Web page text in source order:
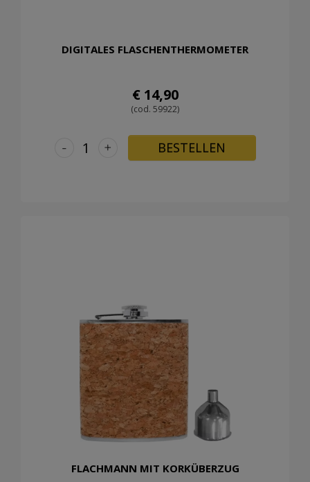
DIGITALES FLASCHENTHERMOMETER
€ 14,90
(cod. 59922)
+
- BESTELLEN
FLACHMANN MIT KORKÜBERZUG